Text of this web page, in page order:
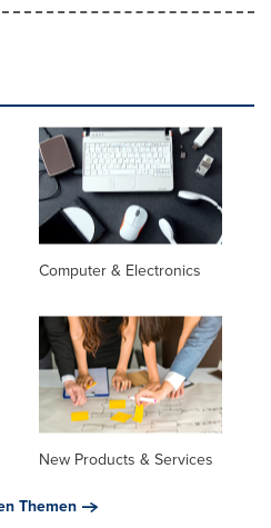
Computer & Electronics
New Products & Services
Themen